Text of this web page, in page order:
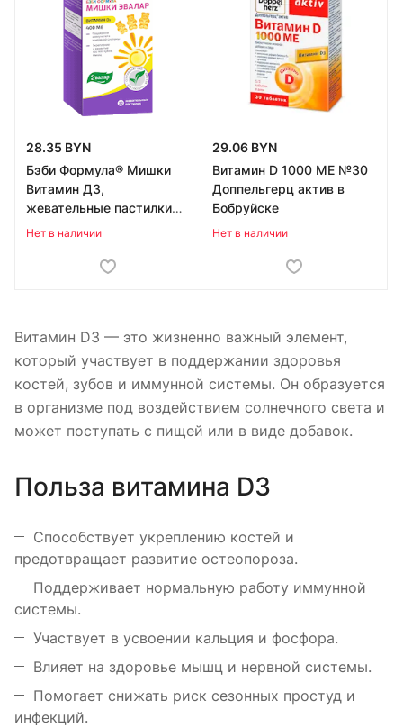
28.35 BYN
Бэби Формула® Мишки
Витамин Д3,
жевательные пастилки
№30 по 2,5 г в Бобруйске
Нет в наличии
29.06 BYN
Витамин D 1000 МЕ №30
Доппельгерц актив в
Бобруйске
Нет в наличии
Витамин D3 — это жизненно важный элемент,
который участвует в поддержании здоровья
костей, зубов и иммунной системы. Он образуется
в организме под воздействием солнечного света и
может поступать с пищей или в виде добавок.
Польза витамина D3
Способствует укреплению костей и
предотвращает развитие остеопороза.
Поддерживает нормальную работу иммунной
системы.
Участвует в усвоении кальция и фосфора.
Влияет на здоровье мышц и нервной системы.
Помогает снижать риск сезонных простуд и
инфекций.